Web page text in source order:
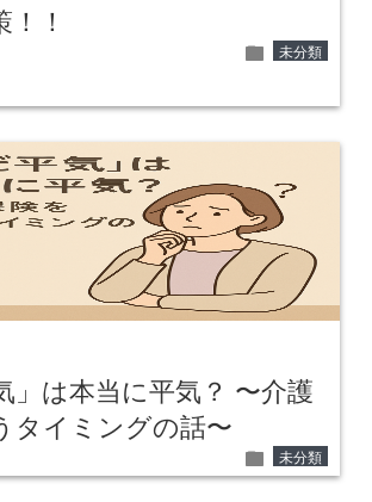
！
folder 未分類
」は本当に平気？ 〜介護
タイミングの話〜
folder 未分類